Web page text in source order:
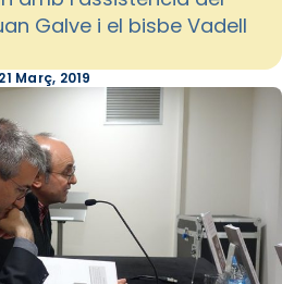
Galve i el bisbe Vadell
21 Març, 2019